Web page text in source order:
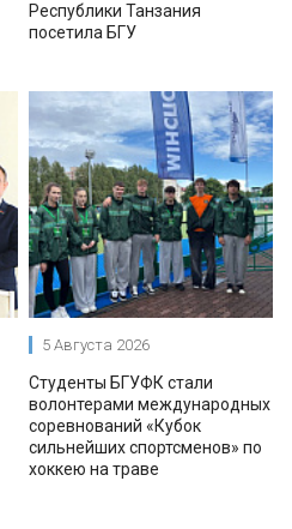
Республики Танзания
посетила БГУ
5 Августа 2026
Студенты БГУФК стали
волонтерами международных
соревнований «Кубок
сильнейших спортсменов» по
хоккею на траве